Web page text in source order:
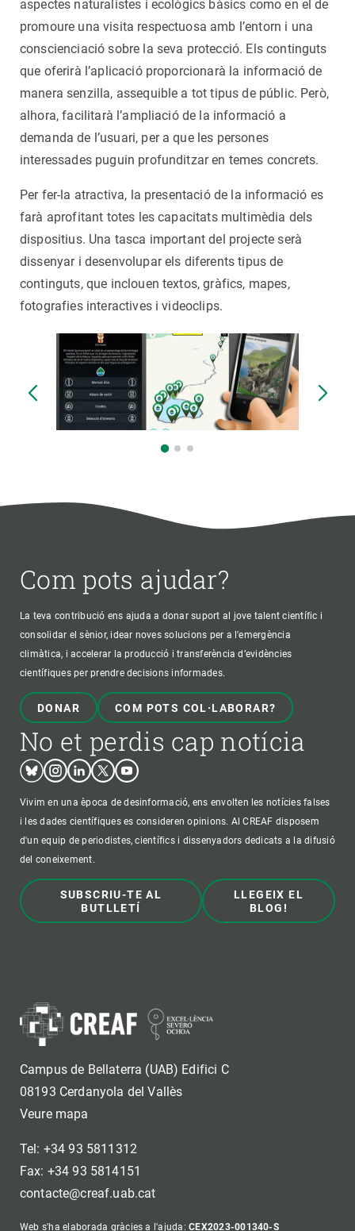
aspectes naturalistes i ecològics bàsics como en el de
promoure una visita respectuosa amb l’entorn i una
conscienciació sobre la seva protecció. Els continguts
que oferirà l’aplicació proporcionarà la informació de
manera senzilla, assequible a tot tipus de públic. Però,
alhora, facilitarà l’ampliació de la informació a
demanda de l’usuari, per a que les persones
interessades puguin profunditzar en temes concrets.
Per fer-la atractiva, la presentació de la informació es
farà aprofitant totes les capacitats multimèdia dels
dispositius. Una tasca important del projecte serà
dissenyar i desenvolupar els diferents tipus de
continguts, que inclouen textos, gràfics, mapes,
fotografies interactives i videoclips.
Com pots ajudar?
La teva contribució ens ajuda a donar suport al jove talent científic i
consolidar el sènior, idear noves solucions per a l'emergència
climàtica, i accelerar la producció i transferència d’evidències
científiques per prendre decisions informades.
DONAR COM POTS COL·LABORAR?
No et perdis cap notícia
BlueskyInstagram
LinkedinTwitterYoutube
Vivim en una època de desinformació, ens envolten les notícies falses
i les dades científiques es consideren opinions. Al CREAF disposem
d'un equip de periodistes, científics i dissenyadors dedicats a la difusió
del coneixement.
SUBSCRIU-TE AL
BUTLLETÍ
LLEGEIX EL
BLOG!
Campus de Bellaterra (UAB) Edifici C
08193 Cerdanyola del Vallès
Veure mapa
Tel: +34 93 5811312
Fax: +34 93 5814151
contacte@creaf.uab.cat
Web s'ha elaborada gràcies a l'ajuda:CEX2023-001340-S